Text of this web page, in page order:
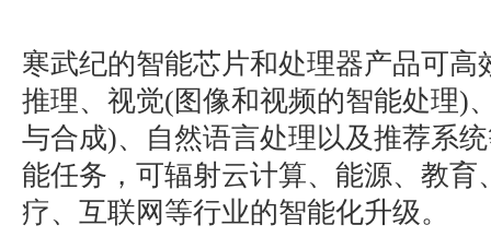
寒武纪的智能芯片和处理器产品可高
推理、视觉(图像和视频的智能处理)
与合成)、自然语言处理以及推荐系
能任务，可辐射云计算、能源、教育
疗、互联网等行业的智能化升级。